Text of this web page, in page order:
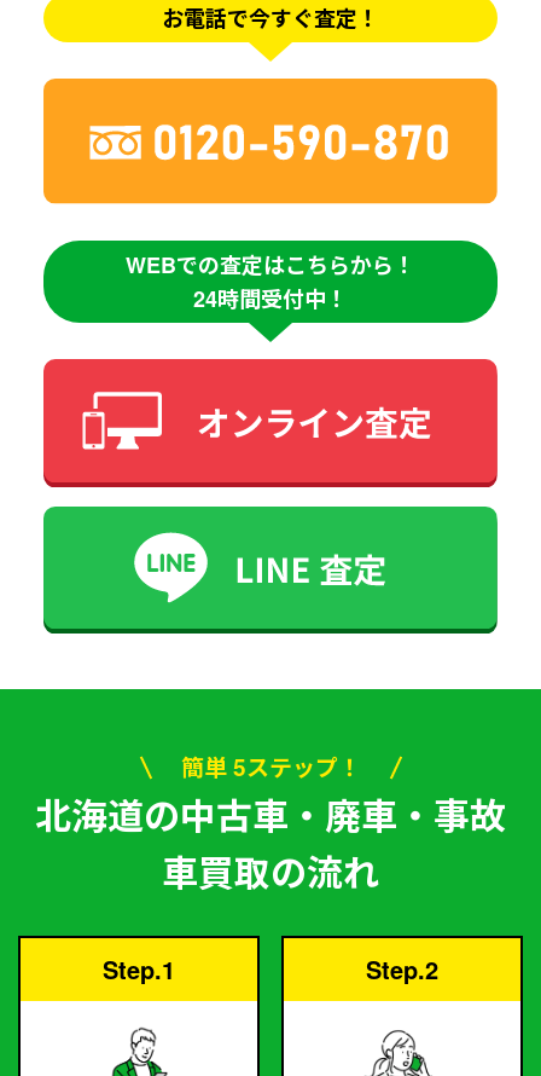
お電話で今すぐ査定！
WEBでの査定はこちらから！
24時間受付中！
簡単 5ステップ！
北海道の中古車・廃車・事故
車買取の流れ
Step.1 Step.2